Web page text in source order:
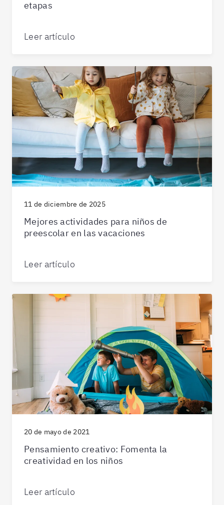
etapas
Leer artículo
11 de diciembre de 2025
Mejores actividades para niños de
preescolar en las vacaciones
Leer artículo
20 de mayo de 2021
Pensamiento creativo: Fomenta la
creatividad en los niños
Leer artículo